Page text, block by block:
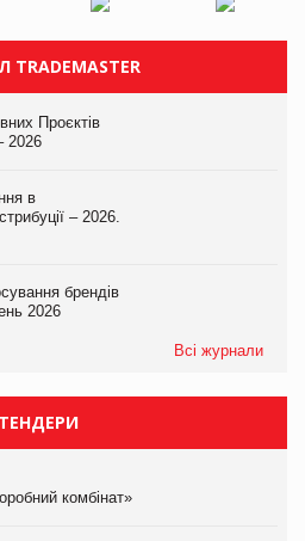
Проєктів
2026
в
– 2026.
брендів
2026
Всі журнали
ТЕНДЕРИ
комбінат»